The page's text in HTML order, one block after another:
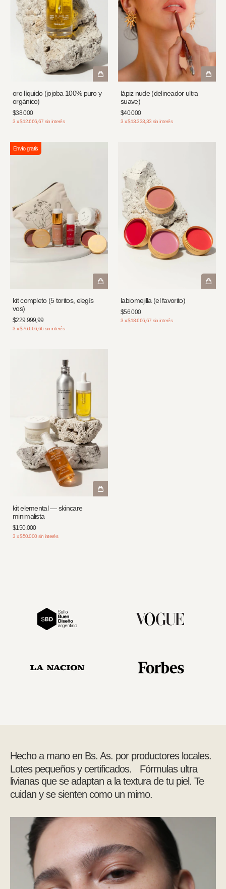
oro líquido (jojoba 100% puro y
orgánico)
$38.000
3 x$12.666,67 sin interés
lápiz nude (delineador ultra
suave)
$40.000
3 x$13.333,33 sin interés
Envío gratis
kit completo (5 toritos, elegís
vos)
$229.999,99
3 x$76.666,66 sin interés
labiomejilla (el favorito)
$56.000
3 x$18.666,67 sin interés
kit elemental — skincare
minimalista
$150.000
3 x$50.000 sin interés
Hecho a mano en Bs. As. por productores locales.
Lotes pequeños y certificados. Fórmulas ultra
livianas que se adaptan a la textura de tu piel. Te
cuidan y se sienten como un mimo.